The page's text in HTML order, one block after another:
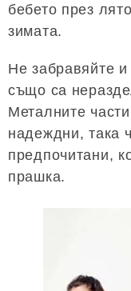
бебето през
зимата.
Не забравяйте
също са
Металните
надеждни, така
предпочитани,
прашка.